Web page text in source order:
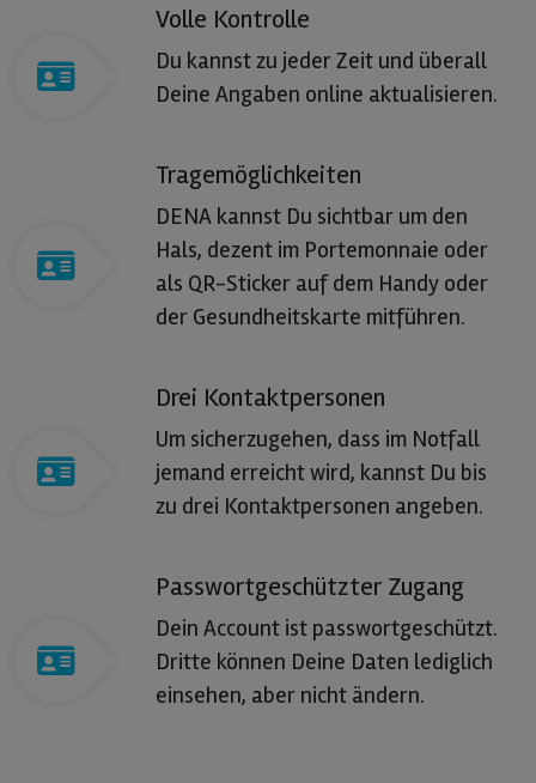
Volle Kontrolle
Du kannst zu jeder Zeit und überall
Deine Angaben online aktualisieren.
Tragemöglichkeiten
DENA kannst Du sichtbar um den
Hals, dezent im Portemonnaie oder
als QR-Sticker auf dem Handy oder
der Gesundheitskarte mitführen.
Drei Kontaktpersonen
Um sicherzugehen, dass im Notfall
jemand erreicht wird, kannst Du bis
zu drei Kontaktpersonen angeben.
Passwortgeschützter Zugang
Dein Account ist passwortgeschützt.
Dritte können Deine Daten lediglich
einsehen, aber nicht ändern.